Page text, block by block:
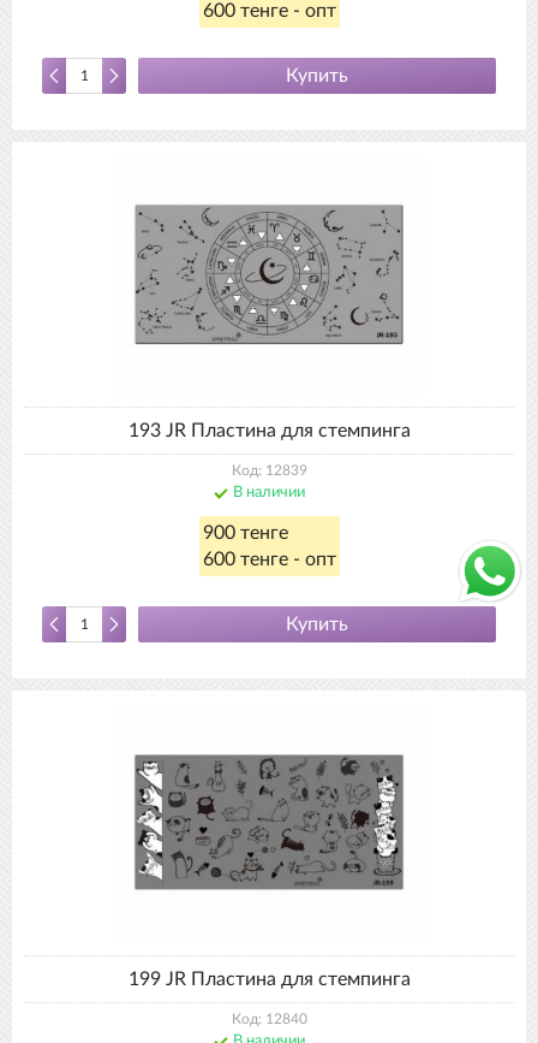
600 тенге - опт
Купить
193 JR Пластина для стемпинга
Код: 12839
В наличии
900 тенге
600 тенге - опт
Купить
199 JR Пластина для стемпинга
Код: 12840